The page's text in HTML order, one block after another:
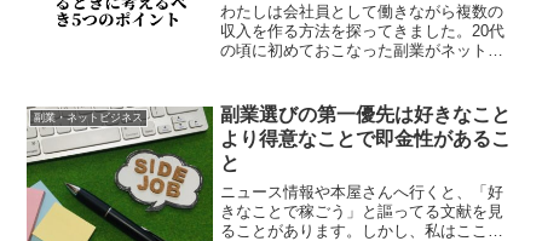
わたしは会社員として働きながら複数の
収入を作る方法を探ってきました。20代
の頃に初めておこなった副業がネットワ
りした経験から、自分にはネットワーク
ビジネスが向いていない...
副業・ネットビジネス
副業選びの第一優先は好きなこと
より得意なことで即金性があるこ
と
ニュース情報や本屋さんへ行くと、「好
きなことで稼ごう」と謳ってる文献を見
ることがあります。しかし、私はここに